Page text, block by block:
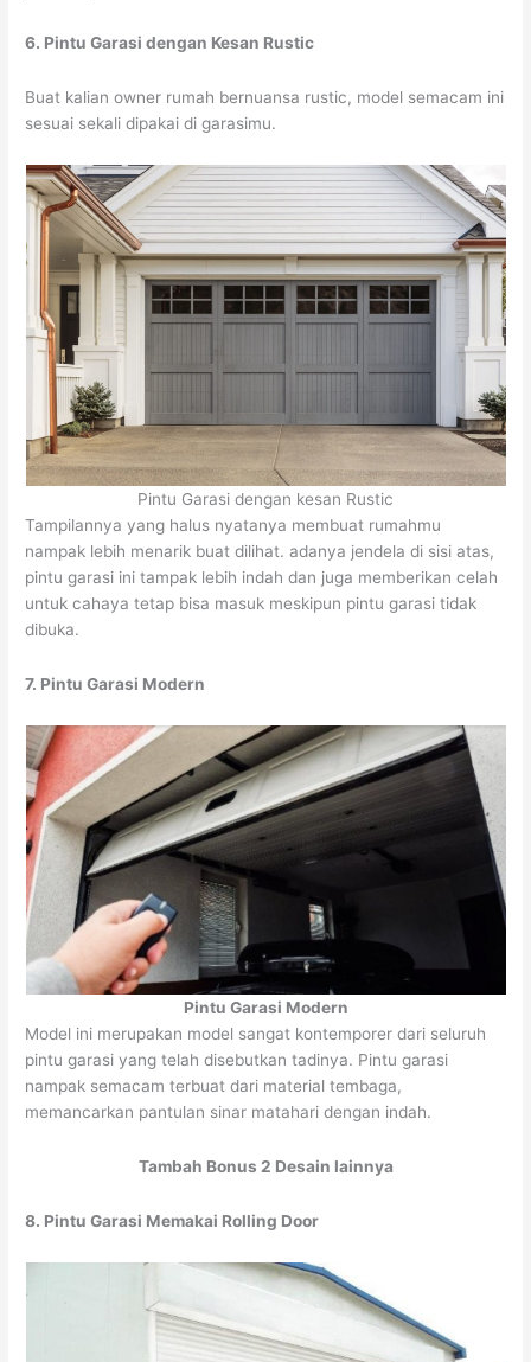
6. Pintu Garasi dengan Kesan Rustic
Buat kalian owner rumah bernuansa rustic, model semacam ini
sesuai sekali dipakai di garasimu.
Pintu Garasi dengan kesan Rustic
Tampilannya yang halus nyatanya membuat rumahmu
nampak lebih menarik buat dilihat. adanya jendela di sisi atas,
pintu garasi ini tampak lebih indah dan juga memberikan celah
untuk cahaya tetap bisa masuk meskipun pintu garasi tidak
dibuka.
7. Pintu Garasi Modern
Pintu Garasi Modern
Model ini merupakan model sangat kontemporer dari seluruh
pintu garasi yang telah disebutkan tadinya. Pintu garasi
nampak semacam terbuat dari material tembaga,
memancarkan pantulan sinar matahari dengan indah.
Tambah Bonus 2 Desain lainnya
8. Pintu Garasi Memakai Rolling Door